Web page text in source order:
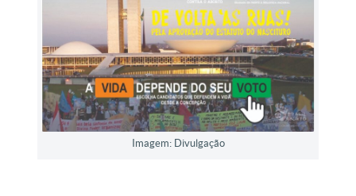
Imagem: Divulgação